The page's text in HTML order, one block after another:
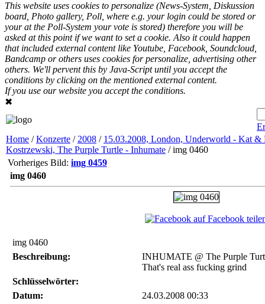
This website uses cookies to personalize (News-System, Diskussion
board, Photo gallery, Poll, where e.g. your login could be stored or
your at the Poll-System your vote is stored) therefore you will be
asked at this point if we want to set a cookie. Also it could happen
that included external content like Youtube, Facebook, Soundcloud,
Bandcamp or others uses cookies for personalize, advertising other
others. We'll pervent this by Java-Script until you accept the
conditions by clicking on the mentioned external content.
If you use our website you accept the conditions.
✖
Home /Konzerte / 2008 / 15.03.2008, London, Underworld - Kat &
Kostrzewski, The Purple Turtle - Inhumate / img 0460
Vorheriges Bild: img 0459
img 0460
auf Facebook
img 0460
Beschreibung:
INHUMATE @ The Purple
That's real ass fucking grind
Schlüsselwörter:
Datum:
24.03.2008 00:33